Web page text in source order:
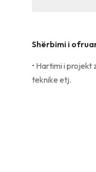
Shërbimi i
• Hartimi i
teknike etj.